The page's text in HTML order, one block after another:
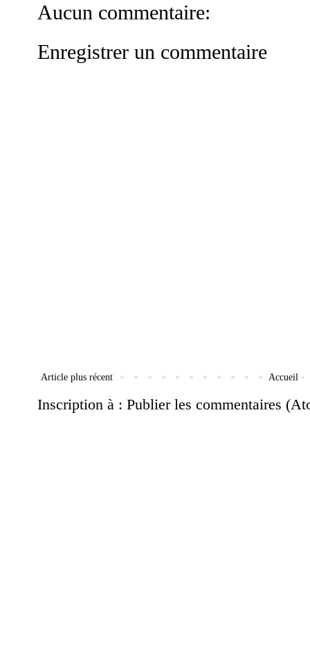
Aucun commentaire:
Enregistrer un commentaire
Article plus récent Accueil
Inscription à : Publier les commentaires